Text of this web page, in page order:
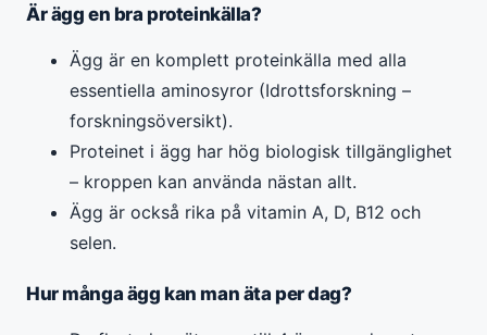
Är ägg en bra proteinkälla?
Ägg är en komplett proteinkälla med alla
essentiella aminosyror (Idrottsforskning –
forskningsöversikt).
Proteinet i ägg har hög biologisk tillgänglighet
– kroppen kan använda nästan allt.
Ägg är också rika på vitamin A, D, B12 och
selen.
Hur många ägg kan man äta per dag?